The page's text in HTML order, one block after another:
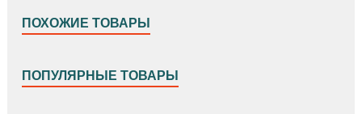
ПОХОЖИЕ ТОВАРЫ
ПОПУЛЯРНЫЕ ТОВАРЫ